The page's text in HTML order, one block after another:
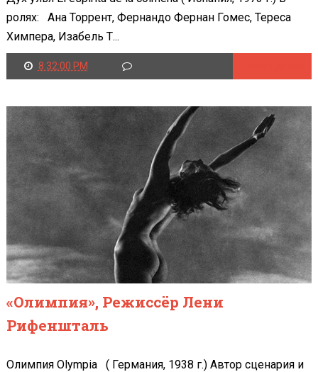
ролях: Ана Торрент, Фернандо Фернан Гомес, Тереса
Химпера, Изабель Т...
8:32:00 PM
«Олимпия», Режиссёр Лени
Рифеншталь
Олимпия Olympia ( Германия, 1938 г.) Автор сценария и